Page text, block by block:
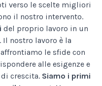
verso le scelte migliori
il nostro intervento.
del proprio lavoro in un
nostro lavoro è la
le sfide con
alle esigenze e
crescita. Siamo i primi